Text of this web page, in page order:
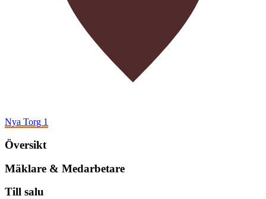
Nya Torg 1
Översikt
Mäklare & Medarbetare
Till salu